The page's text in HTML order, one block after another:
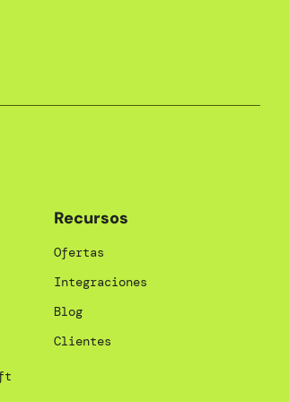
Recursos
Ofertas
Integraciones
Blog
Clientes